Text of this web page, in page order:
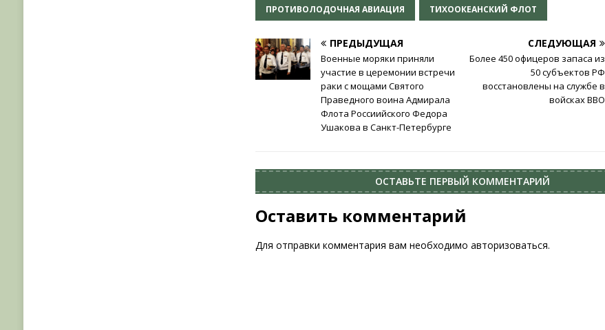
ПРОТИВОЛОДОЧНАЯ АВИАЦИЯ ТИХООКЕАНСКИЙ ФЛОТ
ПРЕДЫДУЩАЯ
Военные моряки приняли
участие в церемонии встречи
раки с мощами Святого
Праведного воина Адмирала
Флота Россиийского Федора
Ушакова в Санкт-Петербурге
СЛЕДУЮЩАЯ
Более 450 офицеров запаса из
50 субъектов РФ
восстановлены на службе в
войсках ВВО
ОСТАВЬТЕ ПЕРВЫЙ КОММЕНТАРИЙ
Оставить комментарий
Для отправки комментария вам необходимоавторизоваться.